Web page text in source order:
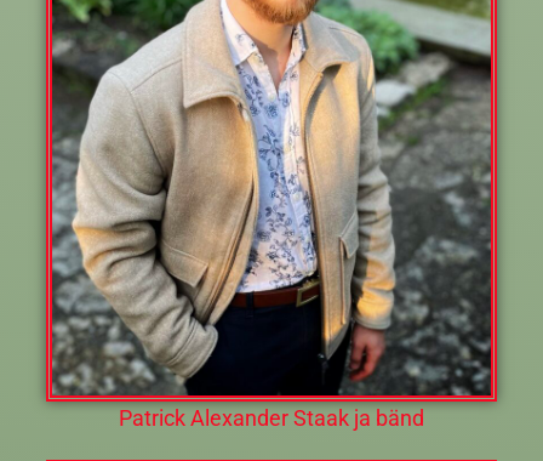
Patrick Alexander Staak ja bänd